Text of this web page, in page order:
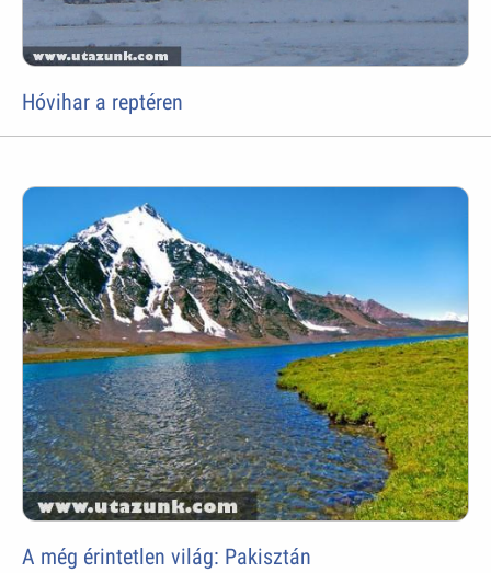
Hóvihar a reptéren
A még érintetlen világ: Pakisztán